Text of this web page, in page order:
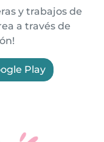
y trabajos de
a través de
Play